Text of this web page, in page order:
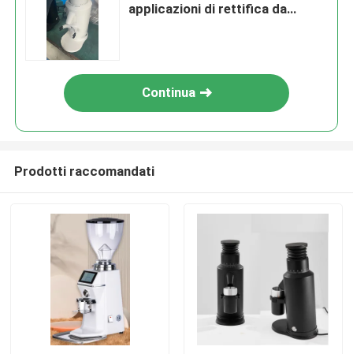
applicazioni di rettifica da
Continua
Prodotti raccomandati